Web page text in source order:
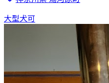
大型犬可